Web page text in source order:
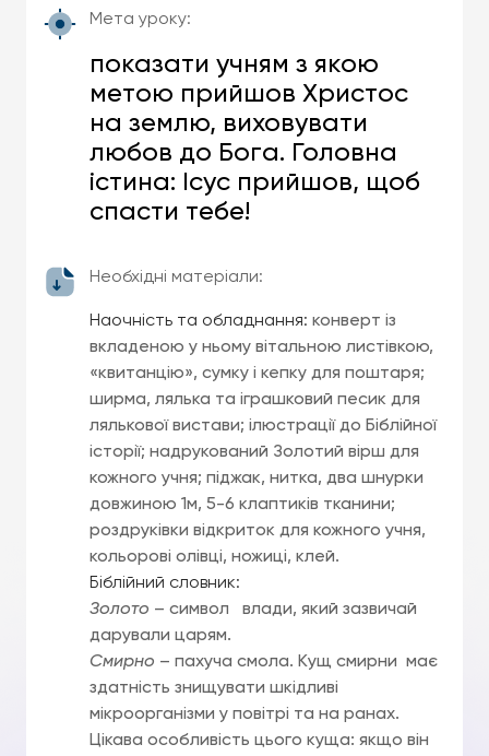
Мета уроку:
показати учням з якою
метою прийшов Христос
на землю, виховувати
любов до Бога. Головна
істина: Ісус прийшов, щоб
спасти тебе!
Необхідні матеріали:
Наочність та обладнання: конверт із
вкладеною у ньому вітальною листівкою,
«квитанцію», сумку і кепку для поштаря;
ширма, лялька та іграшковий песик для
лялькової вистави; ілюстрації до Біблійної
історії; надрукований Золотий вірш для
кожного учня; піджак, нитка, два шнурки
довжиною 1м, 5-6 клаптиків тканини;
роздруківки відкриток для кожного учня,
кольорові олівці, ножиці, клей.
Біблійний словник:
Золото – символ влади, який зазвичай
дарували царям.
Смирно – пахуча смола. Кущ смирни має
здатність знищувати шкідливі
мікроорганізми у повітрі та на ранах.
Цікава особливість цього куща: якщо він